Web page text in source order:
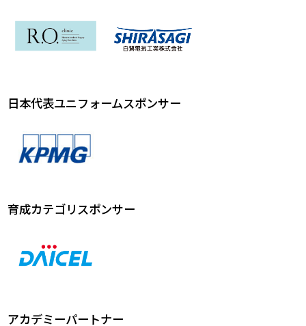
日本代表ユニフォームスポンサー
育成カテゴリスポンサー
アカデミーパートナー